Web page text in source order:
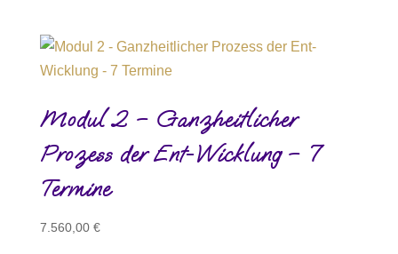
Modul 2 – Ganzheitlicher
Prozess der Ent-Wicklung – 7
Termine
7.560,00 €